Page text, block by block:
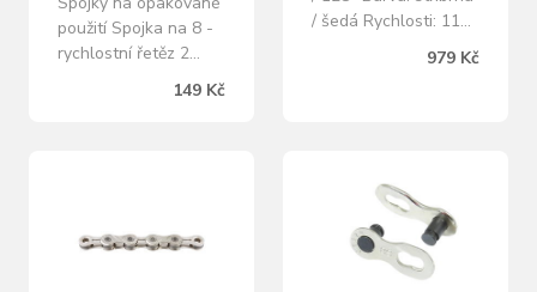
použití Spojka na 8 -
rychlostní řetěz 2
spojky v balení Barva:
149 Kč
/ šedá Rychlosti: 11
Články: 114 Včetně
979 Kč